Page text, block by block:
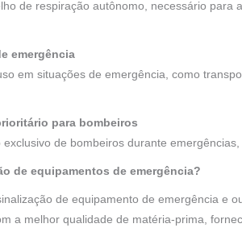
de respiração autônomo, necessário
emergência
em situações de emergência, como
para bombeiros
de bombeiros durante
de equipamentos de emergência?
de equipamento de emergência e
a melhor qualidade de matéria-prima,